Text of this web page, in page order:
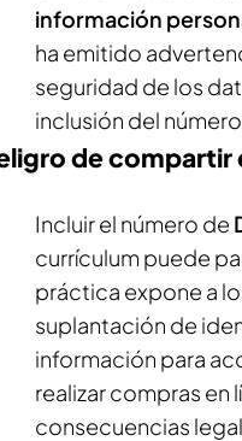
información
ha emitido
seguridad de los
inclusión del
de compartir
Incluir el número de
currículum puede
práctica expone a
suplantación de
información para
realizar compras en
consecuencias